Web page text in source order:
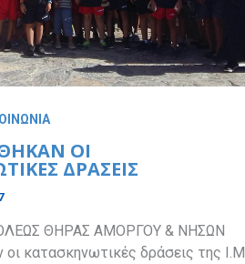
ΟΙ
ΔΡΑΣΕΙΣ
ΘΗΡΑΣ ΑΜΟΡΓΟΥ & ΝΗΣΩΝ
κατασκηνωτικές δράσεις της Ι.Μ.